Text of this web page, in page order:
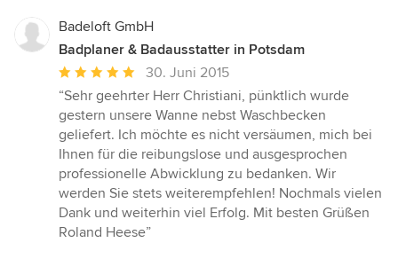
Badeloft GmbH
Badplaner & Badausstatter in Potsdam
Durchschnittliche
Bewertung:
5
von
5
Sternen
30. Juni 2015
“Sehr geehrter Herr Christiani, pünktlich wurde
gestern unsere Wanne nebst Waschbecken
geliefert. Ich möchte es nicht versäumen, mich bei
Ihnen für die reibungslose und ausgesprochen
professionelle Abwicklung zu bedanken. Wir
werden Sie stets weiterempfehlen! Nochmals vielen
Dank und weiterhin viel Erfolg. Mit besten Grüßen
Roland Heese”